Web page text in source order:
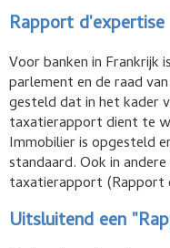
Rapport d'expertise
Voor banken in Frankrijk
parlement en de raad
gesteld dat in het kader
taxatierapport dient te
Immobilier is opgesteld
standaard. Ook in
taxatierapport (Rapport
Uitsluitend een